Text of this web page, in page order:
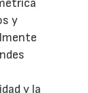
y
y la